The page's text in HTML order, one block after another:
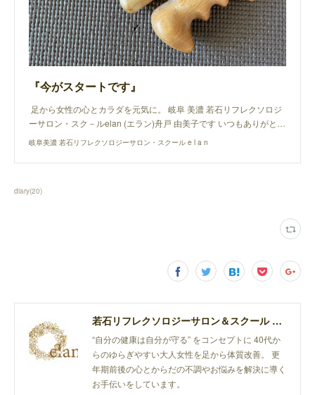
『今がスタートです』
足から女性の心とカラダを元気に。 岐阜 美濃 若石リフレクソロジ
ーサロン・スク－ルelan (エラン)舟戸 由美子です いつもありがと…
岐阜美濃 若石リフレクソロジーサロン・スクール e l a n
diary(20)
若石リフレクソロジーサロン＆スクール elan
“自分の健康は自分が守る” をコンセプトに 40代か
らのゆらぎやすい大人女性を足から体質改善。 更
年期前後の心とからだの不調やお悩みを解決に導く
お手伝いをしています。